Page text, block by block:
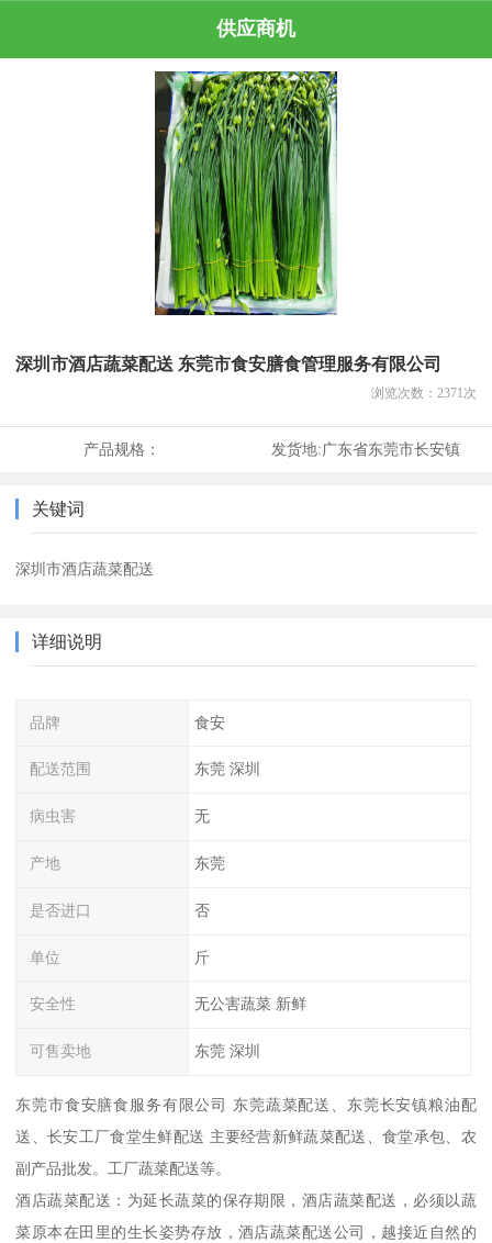
供应商机
深圳市酒店蔬菜配送 东莞市食安膳食管理服务有限公司
浏览次数： 2371 次
产品规格： 发货地:广东省东莞市长安镇
关键词
深圳市酒店蔬菜配送
详细说明
品牌 食安
配送范围 东莞 深圳
病虫害 无
产地 东莞
是否进口 否
单位 斤
安全性 无公害蔬菜 新鲜
可售卖地 东莞 深圳
东莞市食安膳食服务有限公司 东莞蔬菜配送、东莞长安镇粮油配
送、长安工厂食堂生鲜配送 主要经营新鲜蔬菜配送、食堂承包、农
副产品批发。工厂蔬菜配送等。
酒店蔬菜配送：为延长蔬菜的保存期限，酒店蔬菜配送，必须以蔬
菜原本在田里的生长姿势存放，酒店蔬菜配送公司，越接近自然的